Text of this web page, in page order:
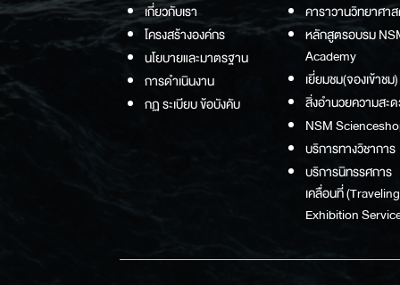
เกี่ยวกับเรา
โครงสร้างองค์กร
นโยบายและมาตรฐาน
การดำเนินงาน
กฏ ระเบียบ ข้อบังคับ
คาราวานวิทยาศา
หลักสูตรอบรม
Academy
เยี่ยมชม(จองเข้าชม)
สิ่งอำนวยความสะ
NSM
บริการทางวิชาการ
บริการนิทรรศการ
เคลื่อนที่ (Traveling
Exhibition